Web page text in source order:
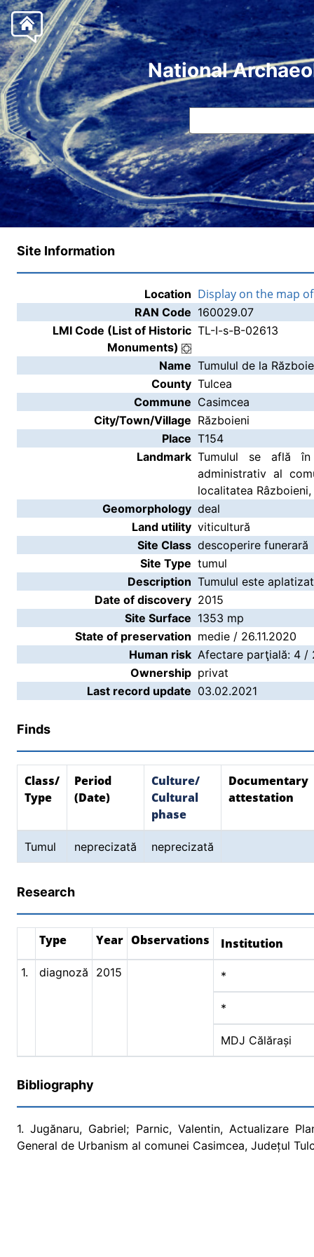
National
Site Information
Location Display on the map
RAN Code 160029.07
LMI Code (List of Historic
Monuments)
TL-I-s-B-02613
Name Tumulul de la
County Tulcea
Commune Casimcea
City/Town/Village Războieni
Place T154
Landmark Tumulul se află
administrativ al
localitatea
Geomorphology deal
Land utility viticultură
Site Class descoperire funerară
Site Type tumul
Description Tumulul este
Date of discovery 2015
Site Surface 1353 mp
State of preservation medie / 26.11.2020
Human risk Afectare parţială: 4 /
Ownership privat
Last record update 03.02.2021
Finds
Class/
Type
Period
(Date)
Culture/
Cultural
phase
Documentary
attestation
Tumul neprecizată neprecizată
Research
Type Year Observations Institution
1. diagnoză 2015 *
*
MDJ Călărași
Bibliography
1. Jugănaru, Gabriel; Parnic, Valentin, Actualizare
General de Urbanism al comunei Casimcea, Județul